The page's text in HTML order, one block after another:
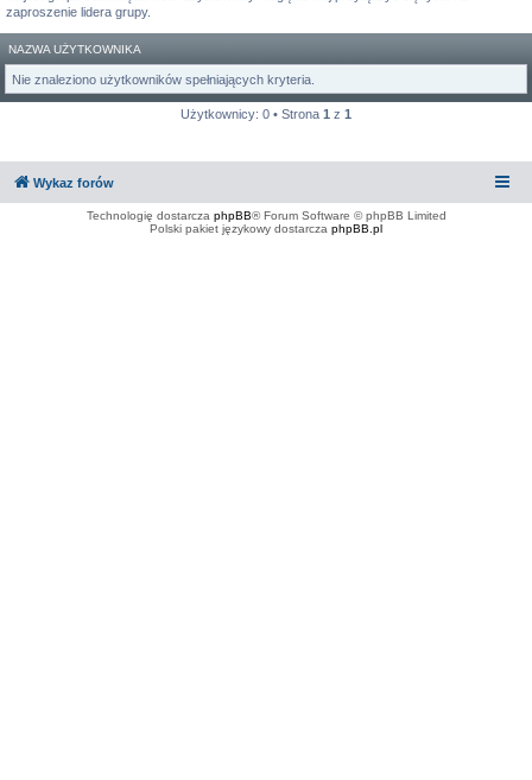
zaproszenie lidera grupy.
NAZWA UŻYTKOWNIKA
Nie znaleziono użytkowników spełniających kryteria.
Użytkownicy: 0 • Strona 1 z 1
Wykaz forów
Technologię dostarcza phpBB® Forum Software © phpBB Limited
Polski pakiet językowy dostarcza phpBB.pl